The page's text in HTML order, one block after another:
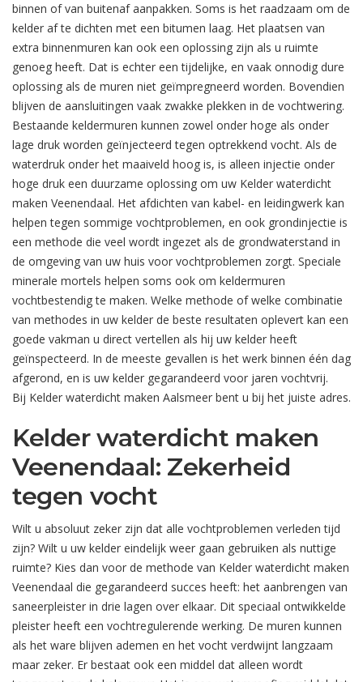
binnen of van buitenaf aanpakken. Soms is het raadzaam om de
kelder af te dichten met een bitumen laag. Het plaatsen van
extra binnenmuren kan ook een oplossing zijn als u ruimte
genoeg heeft. Dat is echter een tijdelijke, en vaak onnodig dure
oplossing als de muren niet geïmpregneerd worden. Bovendien
blijven de aansluitingen vaak zwakke plekken in de vochtwering.
Bestaande keldermuren kunnen zowel onder hoge als onder
lage druk worden geïnjecteerd tegen optrekkend vocht. Als de
waterdruk onder het maaiveld hoog is, is alleen injectie onder
hoge druk een duurzame oplossing om uw Kelder waterdicht
maken Veenendaal. Het afdichten van kabel- en leidingwerk kan
helpen tegen sommige vochtproblemen, en ook grondinjectie is
een methode die veel wordt ingezet als de grondwaterstand in
de omgeving van uw huis voor vochtproblemen zorgt. Speciale
minerale mortels helpen soms ook om keldermuren
vochtbestendig te maken. Welke methode of welke combinatie
van methodes in uw kelder de beste resultaten oplevert kan een
goede vakman u direct vertellen als hij uw kelder heeft
geïnspecteerd. In de meeste gevallen is het werk binnen één dag
afgerond, en is uw kelder gegarandeerd voor jaren vochtvrij.
Bij Kelder waterdicht maken Aalsmeer bent u bij het juiste adres.
Kelder waterdicht maken
Veenendaal: Zekerheid
tegen vocht
Wilt u absoluut zeker zijn dat alle vochtproblemen verleden tijd
zijn? Wilt u uw kelder eindelijk weer gaan gebruiken als nuttige
ruimte? Kies dan voor de methode van Kelder waterdicht maken
Veenendaal die gegarandeerd succes heeft: het aanbrengen van
saneerpleister in drie lagen over elkaar. Dit speciaal ontwikkelde
pleister heeft een vochtregulerende werking. De muren kunnen
als het ware blijven ademen en het vocht verdwijnt langzaam
maar zeker. Er bestaat ook een middel dat alleen wordt